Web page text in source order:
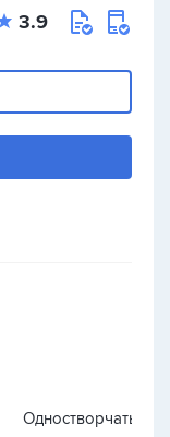
3.9
Одностворчатые